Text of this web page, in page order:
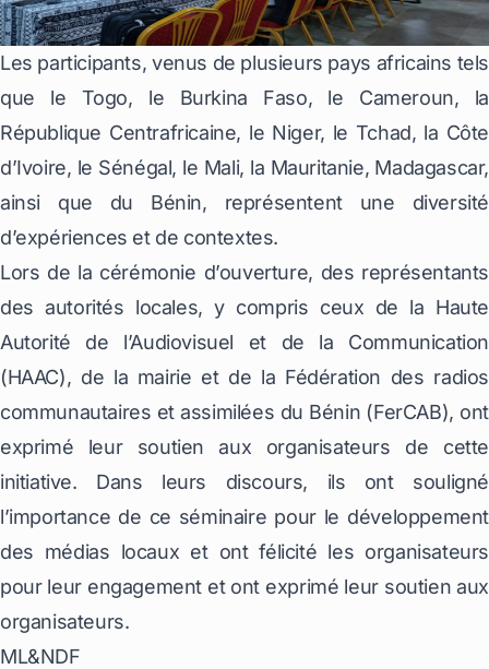
Les participants, venus de plusieurs pays africains tels
que le Togo, le Burkina Faso, le Cameroun, la
République Centrafricaine, le Niger, le Tchad, la Côte
d’Ivoire, le Sénégal, le Mali, la Mauritanie, Madagascar,
ainsi que du Bénin, représentent une diversité
d’expériences et de contextes.
Lors de la cérémonie d’ouverture, des représentants
des autorités locales, y compris ceux de la Haute
Autorité de l’Audiovisuel et de la Communication
(HAAC), de la mairie et de la Fédération des radios
communautaires et assimilées du Bénin (FerCAB), ont
exprimé leur soutien aux organisateurs de cette
initiative. Dans leurs discours, ils ont souligné
l’importance de ce séminaire pour le développement
des médias locaux et ont félicité les organisateurs
pour leur engagement et ont exprimé leur soutien aux
organisateurs.
ML&NDF